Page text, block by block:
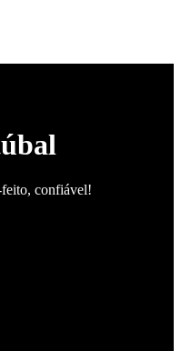
confiável!